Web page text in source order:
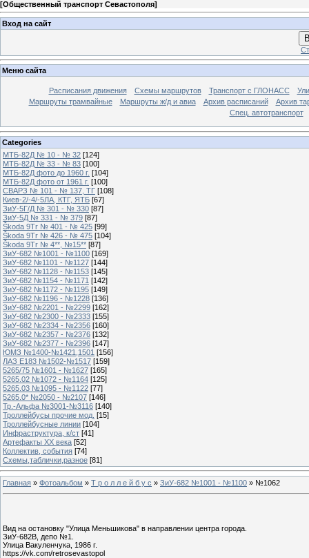
[Общественный транспорт Севастополя]
Вход на сайт
Меню сайта
Расписания движения Схемы маршрутов Транспорт с ГЛОНАСС
Маршруты трамвайные
Маршруты ж/д и авиа Архив расписаний
Архив
Спец. автотранспорт
Categories
МТБ-82Д № 10 - № 32 [124]
МТБ-82Д № 33 - № 83 [100]
МТБ-82Д фото до 1960 г. [104]
МТБ-82Д фото от 1961 г. [100]
СВАРЗ № 101 - № 137, ТГ [108]
Киев-2/-4/-5ЛА, КТГ, ЯТБ [67]
ЗиУ-5Г/Д № 301 - № 330 [87]
ЗиУ-5Д № 331 - № 379 [87]
Škoda 9Tr № 401 - № 425 [99]
Škoda 9Tr № 426 - № 475 [104]
Škoda 9Tr № 4**, №15** [87]
ЗиУ-682 №1001 - №1100 [169]
ЗиУ-682 №1101 - №1127 [144]
ЗиУ-682 №1128 - №1153 [145]
ЗиУ-682 №1154 - №1171 [142]
ЗиУ-682 №1172 - №1195 [149]
ЗиУ-682 №1196 - №1228 [136]
ЗиУ-682 №2201 - №2299 [162]
ЗиУ-682 №2300 - №2333 [155]
ЗиУ-682 №2334 - №2356 [160]
ЗиУ-682 №2357 - №2376 [132]
ЗиУ-682 №2377 - №2396 [147]
ЮМЗ №1400-№1421,1501 [156]
ЛАЗ Е183 №1502-№1517 [159]
5265/75 №1601 - №1627 [165]
5265.02 №1072 - №1164 [125]
5265.03 №1095 - №1122 [77]
5265.0* №2050 - №2107 [146]
Тр.-Альфа №3001-№3116 [140]
Троллейбусы прочие мод. [15]
Троллейбусные линии [104]
Инфраструктура, к/ст [41]
Артефакты ХХ века [52]
Коллектив, события [74]
Схемы,таблички,разное [81]
Главная » Фотоальбом » Т р о л л е й б у с » ЗиУ-682 №1001 - №1100 » №1062
Вид на остановку "Улица Меньшикова" в направлении центра города.
ЗиУ-682В, депо №1.
Улица Вакуленчука, 1986 г.
https://vk.com/retrosevastopol